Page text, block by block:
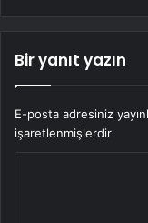
Bir yanıt yazın
E-posta adresiniz
işaretlenmişlerdir